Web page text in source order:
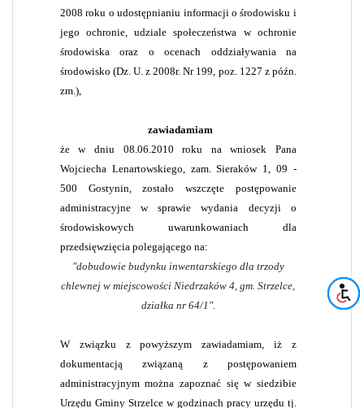
2008 roku o udostępnianiu informacji o środowisku i
jego ochronie, udziale społeczeństwa w ochronie
środowiska oraz o ocenach oddziaływania na
środowisko (Dz. U. z 2008r. Nr 199, poz. 1227 z późn.
zm.),
zawiadamiam
że w dniu 08.06.2010 roku na wniosek Pana
Wojciecha Lenartowskiego, zam. Sieraków 1, 09 -
500 Gostynin, zostało wszczęte postępowanie
administracyjne w sprawie wydania decyzji o
środowiskowych uwarunkowaniach dla
przedsięwzięcia polegającego na:
"dobudowie budynku inwentarskiego dla trzody
chlewnej w miejscowości Niedrzaków 4, gm. Strzelce,
działka nr 64/1".
W związku z powyższym zawiadamiam, iż z
dokumentacją związaną z postępowaniem
administracyjnym można zapoznać się w siedzibie
Urzędu Gminy Strzelce w godzinach pracy urzędu tj.